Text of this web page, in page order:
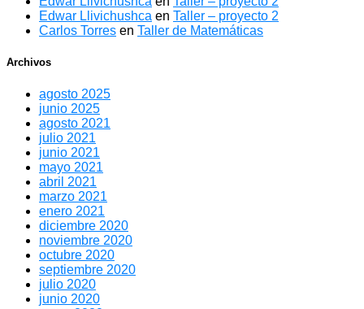
Edwar Llivichushca en Taller – proyecto 2
Carlos Torres en Taller de Matemáticas
Archivos
agosto 2025
junio 2025
agosto 2021
julio 2021
junio 2021
mayo 2021
abril 2021
marzo 2021
enero 2021
diciembre 2020
noviembre 2020
octubre 2020
septiembre 2020
julio 2020
junio 2020